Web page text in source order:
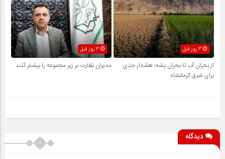
3 روز قبل
از بحران آب تا بحران پشه؛ هشدار جدی
برای شرق کرمانشاه
مدیران نظارت بر زیر مجموعه را بیشتر کنند
دیدگاه